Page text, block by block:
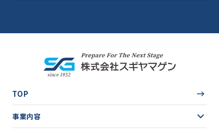
TOP
事業内容